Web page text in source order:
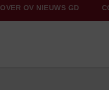
OVER OV NIEUWS GD